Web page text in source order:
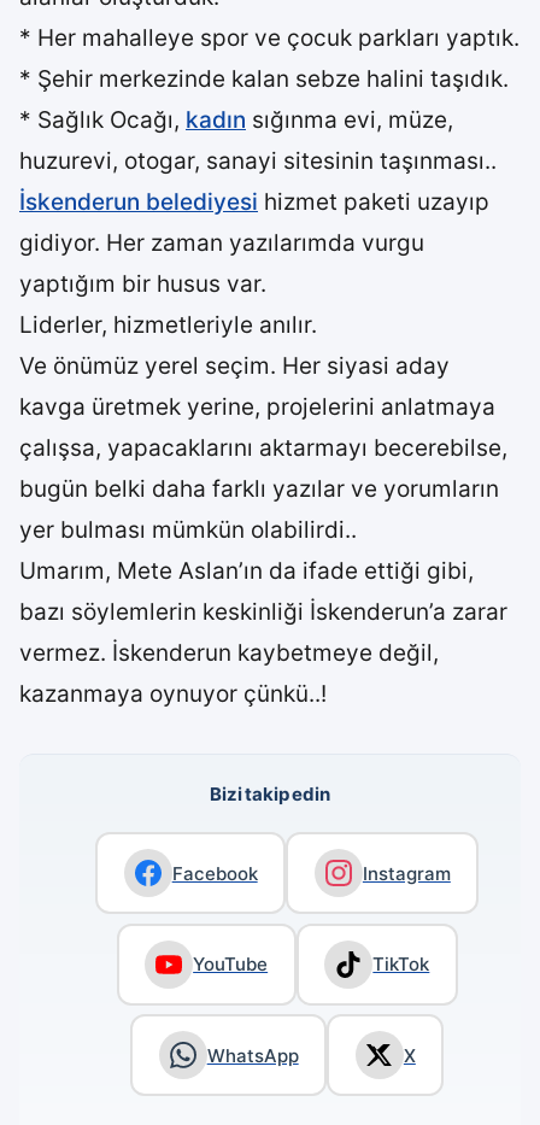
* Her mahalleye spor ve çocuk parkları yaptık.
* Şehir merkezinde kalan sebze halini taşıdık.
* Sağlık Ocağı, kadın sığınma evi, müze,
huzurevi, otogar, sanayi sitesinin taşınması..
İskenderun belediyesi hizmet paketi uzayıp
gidiyor. Her zaman yazılarımda vurgu
yaptığım bir husus var.
Liderler, hizmetleriyle anılır.
Ve önümüz yerel seçim. Her siyasi aday
kavga üretmek yerine, projelerini anlatmaya
çalışsa, yapacaklarını aktarmayı becerebilse,
bugün belki daha farklı yazılar ve yorumların
yer bulması mümkün olabilirdi..
Umarım, Mete Aslan’ın da ifade ettiği gibi,
bazı söylemlerin keskinliği İskenderun’a zarar
vermez. İskenderun kaybetmeye değil,
kazanmaya oynuyor çünkü..!
Bizi takip edin
Facebook Instagram
YouTube TikTok
WhatsApp X